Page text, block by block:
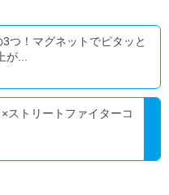
つ！マグネットでピタッと
...
ストリートファイターコ